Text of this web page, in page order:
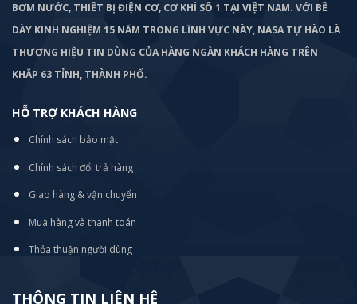
BƠM NƯỚC, THIẾT BỊ ĐIỆN CƠ, CƠ KHÍ SỐ 1 TẠI VIỆT NAM. VỚI BỀ
DÀY KINH NGHIỆM 15 NĂM TRONG LĨNH VỰC NÀY, NASA TỰ HÀO LÀ
THƯƠNG HIỆU TIN DÙNG CỦA HÀNG NGÀN KHÁCH HÀNG TRÊN
KHẮP 63 TỈNH, THÀNH PHỐ.
HỖ TRỢ KHÁCH HÀNG
Chính sách bảo mật
Chính sách đổi trả hàng
Giao hàng & vận chuyển
Mua hàng và thanh toán
Thỏa thuận người dùng
THÔNG TIN LIÊN HỆ